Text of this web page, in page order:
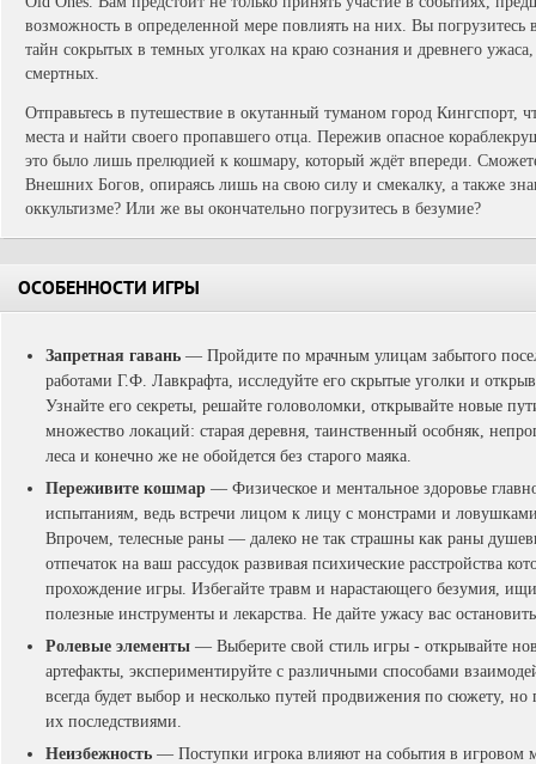
возможность в определенной мере повлиять на них. Вы
тайн сокрытых в темных уголках на краю сознания и древнего ужаса,
смертных.
Отправьтесь в путешествие в окутанный туманом город Кингспорт,
места и найти своего пропавшего отца. Пережив опасное
это было лишь прелюдией к кошмару, который ждёт впереди.
Внешних Богов, опираясь лишь на свою силу и смекалку, а также
оккультизме? Или же вы окончательно погрузитесь в безумие?
ОСОБЕННОСТИ ИГРЫ
Запретная гавань — Пройдите по мрачным улицам забытого
работами Г.Ф. Лавкрафта, исследуйте его скрытые уголки и
Узнайте его секреты, решайте головоломки, открывайте новые
множество локаций: старая деревня, таинственный особняк,
леса и конечно же не обойдется без старого маяка.
Переживите кошмар — Физическое и ментальное здоровье
испытаниям, ведь встречи лицом к лицу с монстрами и
Впрочем, телесные раны — далеко не так страшны как раны
отпечаток на ваш рассудок развивая психические расстройства
прохождение игры. Избегайте травм и нарастающего безумия,
полезные инструменты и лекарства. Не дайте ужасу вас
Ролевые элементы — Выберите свой стиль игры - открывайте
артефакты, экспериментируйте с различными способами
всегда будет выбор и несколько путей продвижения по сюжету, но
их последствиями.
Неизбежность — Поступки игрока влияют на события в игровом